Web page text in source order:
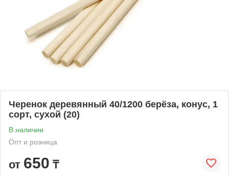
Черенок деревянный 40/1200 берёза, конус, 1
сорт, сухой (20)
В наличии
Опт и розница
от 650 ₸